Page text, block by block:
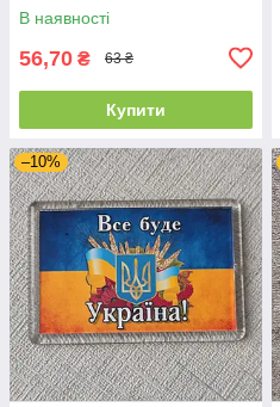
В наявності
56,70 ₴ 63 ₴
Купити
–10%